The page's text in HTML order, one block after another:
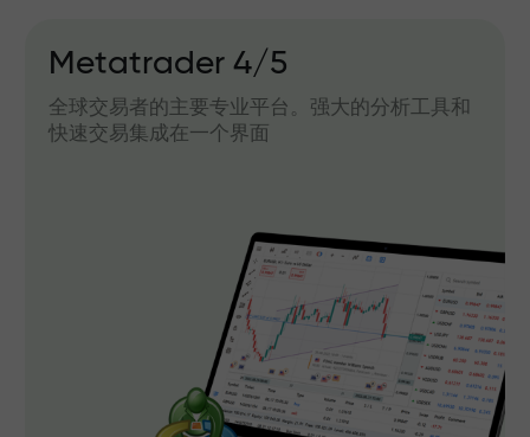
Metatrader 4/5
全球交易者的主要专业平台。强大的分析工具和
快速交易集成在一个界面